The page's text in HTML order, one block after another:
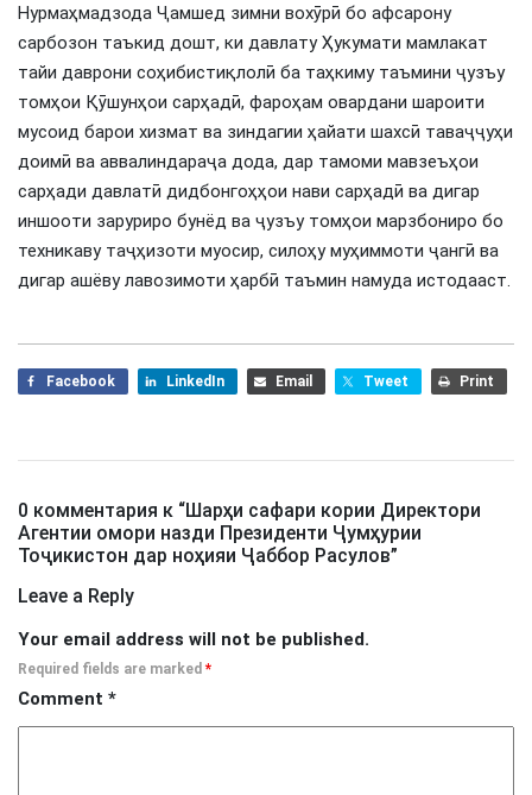
Нурмаҳмадзода Ҷамшед зимни вохӯрӣ бо афсарону
сарбозон таъкид дошт, ки давлату Ҳукумати мамлакат
тайи даврони соҳибистиқлолӣ ба таҳкиму таъмини ҷузъу
томҳои Қӯшунҳои сарҳадӣ, фароҳам овардани шароити
мусоид барои хизмат ва зиндагии ҳайати шахсӣ таваҷҷуҳи
доимӣ ва аввалиндараҷа дода, дар тамоми мавзеъҳои
сарҳади давлатӣ дидбонгоҳҳои нави сарҳадӣ ва дигар
иншооти заруриро бунёд ва ҷузъу томҳои марзбониро бо
техникаву таҷҳизоти муосир, силоҳу муҳиммоти ҷангӣ ва
дигар ашёву лавозимоти ҳарбӣ таъмин намуда истодааст.
Facebook LinkedIn Email Tweet Print
0 комментария к “Шарҳи сафари кории Директори
Агентии омори назди Президенти Ҷумҳурии
Тоҷикистон дар ноҳияи Ҷаббор Расулов”
Leave a Reply
Your email address will not be published.
Required fields are marked *
Comment *